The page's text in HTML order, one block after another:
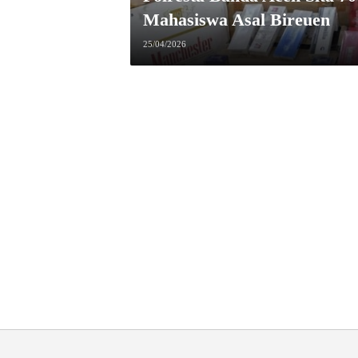
Mahasiswa Asal Bireuen
25/04/2026